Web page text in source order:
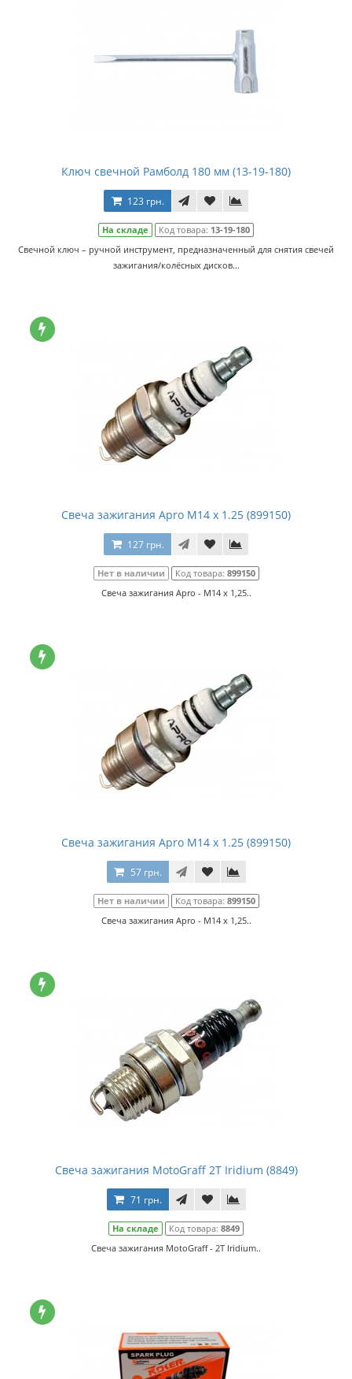
Ключ свечной Рамболд 180 мм (13-19-180)
123 грн.
На складе Код товара: 13-19-180
Свечной ключ – ручной инструмент, предназначенный для снятия свечей
зажигания/колёсных дисков...
Свеча зажигания Apro M14 x 1.25 (899150)
127 грн.
Нет в наличии Код товара: 899150
Свеча зажигания Apro - M14 x 1,25..
Свеча зажигания Apro M14 x 1.25 (899150)
57 грн.
Нет в наличии Код товара: 899150
Свеча зажигания Apro - M14 x 1,25..
Свеча зажигания MotoGraff 2Т Iridium (8849)
71 грн.
На складе Код товара: 8849
Свеча зажигания MotoGraff - 2Т Iridium..